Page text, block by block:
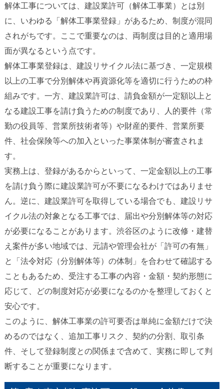
解体工事については、建設業許可（解体工事業）とは別
に、いわゆる「解体工事業登録」があるため、制度が混同
されがちです。ここで重要なのは、両制度は目的と適用場
面が異なるという点です。
解体工事業登録は、建設リサイクル法に基づき、一定規模
以上の工事で分別解体や再資源化等を適切に行うための枠
組みです。一方、建設業許可は、請負金額が一定額以上と
なる建設工事を請け負うための制度であり、人的要件（常
勤の役員等、営業所技術者等）や財産的要件、営業所要
件、社会保険等への加入といった事業体制が審査されま
す。
実務上は、登録があるからといって、一定金額以上の工事
を請け負う際に建設業許可が不要になるわけではありませ
ん。逆に、建設業許可を取得している場合でも、建設リサ
イクル法の対象となる工事では、届出や分別解体等の対応
が必要になることがあります。渋谷区のように改修・建替
え案件が多い地域では、元請や管理会社が「許可の有無」
と「法令対応（分別解体等）の体制」を合わせて確認する
こともあるため、受注する工事の内容・金額・契約形態に
応じて、どの制度対応が必要になるのかを整理しておくと
安心です。
このように、解体工事業の許可要否は単純に金額だけで決
めるのではなく、追加工事リスク、契約の分割、取引条
件、そして登録制度との関係まで含めて、実務に即して判
断することが重要になります。